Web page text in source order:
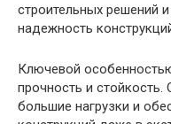
строительных решений
надежность
Ключевой
прочность и
большие нагрузки и